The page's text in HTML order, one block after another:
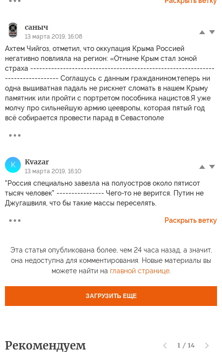
саныч
13 марта 2019, 16:08
Ахтем Чийгоз, отметил, что оккупация Крыма Россией
негативно повлияла на регион: «Отныне Крым стал зоной
страха --------------------------------------------------------------
------------------ Соглашусь с данным гражданином,теперь ни
одна вышиватная падаль не рискнет сломать в нашем Крыму
памятник или пройти с портретом пособника нацистов.Я уже
молчу про сильнейшую армию цеевропы, которая пятый год
всё собирается провести парад в Севастополе
K Kvazar
13 марта 2019, 16:10
"Россия специально завезла на полуостров около пятисот
тысяч человек" ---------------- Чего-то не верится. Путин не
Джугашвиля, что бы такие массы переселять.
Раскрыть ветку
Эта статья опубликована более, чем 24 часа назад, а значит,
она недоступна для комментирования. Новые материалы вы
можете найти на главной странице.
ЗАГРУЗИТЬ ЕЩЕ
Рекомендуем 1 / 14